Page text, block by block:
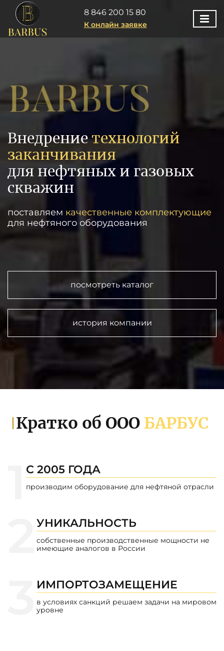
8 846 200 15 80
К онлайн заявке
Внедрениетехнологий
заканчивания
для нефтяных и газовых
скважин
поставляем качественные комплектующие
для нефтяного оборудования
посмотреть каталог
история компании
Кратко об ООО БАРБУС
С 2005 ГОДА
производим оборудование для нефтяной отрасли
УНИКАЛЬНОСТЬ
собственные производственные мощности не
имеющие аналогов в России
ИМПОРТОЗАМЕЩЕНИЕ
в условиях санкций решаем задачи на мировом
уровне